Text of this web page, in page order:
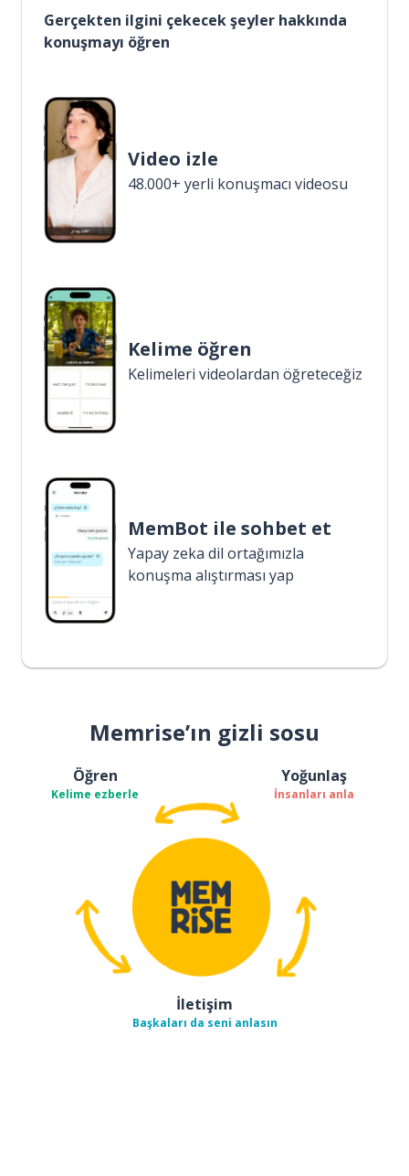
Gerçekten ilgini çekecek şeyler hakkında
konuşmayı öğren
Video izle
48.000+ yerli konuşmacı videosu
Kelime öğren
Kelimeleri videolardan öğreteceğiz
MemBot ile sohbet et
Yapay zeka dil ortağımızla
konuşma alıştırması yap
Memrise’ın gizli sosu
Öğren
Kelime ezberle
Yoğunlaş
İnsanları anla
İletişim
Başkaları da seni anlasın